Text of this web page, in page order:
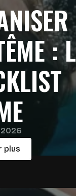
:
plus